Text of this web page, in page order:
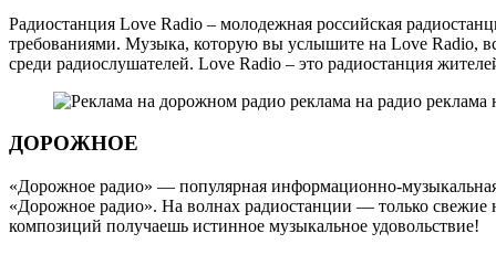
Радиостанция Love Radio – молодежная российская
требованиями. Музыка, которую вы услышите на Love Radio,
среди радиослушателей. Love Radio – это радиостанция
ДОРОЖНОЕ
«Дорожное радио» — популярная информационно-
«Дорожное радио». На волнах радиостанции — только свежие
композиций получаешь истинное музыкальное удовольствие!